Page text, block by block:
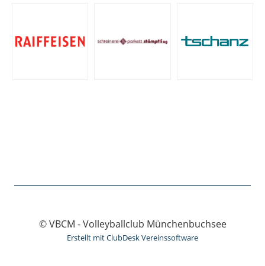
© VBCM - Volleyballclub Münchenbuchsee
Erstellt mit ClubDesk Vereinssoftware